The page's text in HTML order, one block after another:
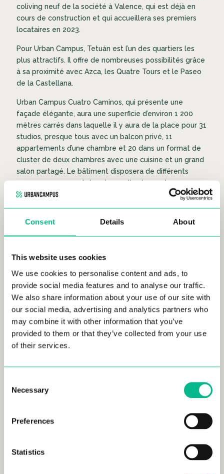
Consent Details About
This website uses cookies
We use cookies to personalise content and ads, to
provide social media features and to analyse our traffic.
We also share information about your use of our site with
our social media, advertising and analytics partners who
may combine it with other information that you’ve
provided to them or that they’ve collected from your use
of their services.
Selection
Necessary
Preferences
Statistics
coliving neuf de la société à Valence, qui est déjà en
cours de construction et qui accueillera ses premiers
locataires en 2023.
Pour Urban Campus, Tetuán est l’un des quartiers les
plus attractifs. Il offre de nombreuses possibilités grâce
à sa proximité avec Azca, les Quatre Tours et le Paseo
de la Castellana.
Urban Campus Cuatro Caminos, qui présente une
façade élégante, aura une superficie d’environ 1 200
mètres carrés dans laquelle il y aura de la place pour 31
studios, presque tous avec un balcon privé, 11
appartements d’une chambre et 20 dans un format de
cluster de deux chambres avec une cuisine et un grand
salon partagé. Le bâtiment disposera de différents
espaces communs tels qu’une salle de sport, un espace
de coworking, une cuisine communautaire, un espace
avec un patio de style corrala, commun aux anciens
Pour Casilda Mulliez, responsable du développement
commercial pour l’Espagne chez Urban Campus, «notre
cinquième coliving à Madrid renforce notre présence
dans la capitale. Nous sommes de fervents défenseurs
des zones en plein essor, ayant déjà commencé à
Valence, et confirmant une fois de plus notre position à
Madrid avec notre expansion à Tetuán.
avec Urban Campus, nous souhaitons poursuivre notre
expansion dans les principales villes d’Espagne et du
des jeunes professionnels pour ce type d’offre.
et